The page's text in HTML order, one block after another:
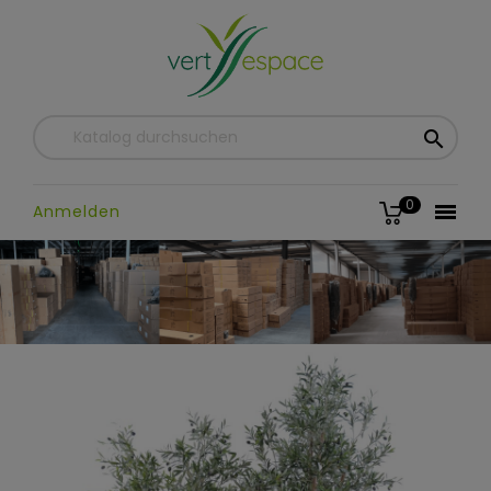


0
Anmelden